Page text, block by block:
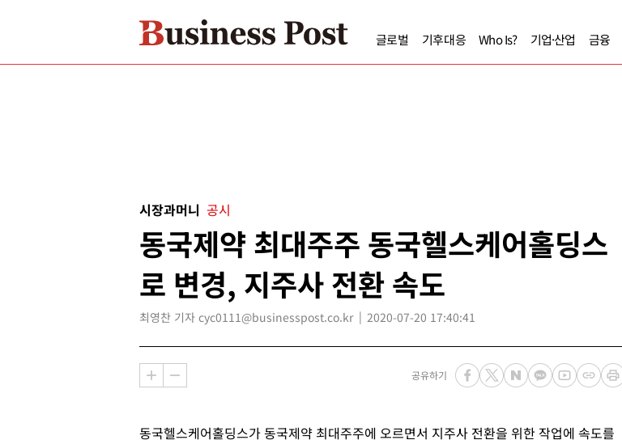
글로벌 기후대응 Who Is? 기업·산업 금융
시장과머니 공시
동국제약 최대주주 동국헬스케어홀딩스
로 변경, 지주사 전환 속도
최영찬 기자 cyc0111@businesspost.co.kr 2020-07-20 17:40:41
공유하기
동국헬스케어홀딩스가 동국제약 최대주주에 오르면서 지주사 전환을 위한 작업에 속도를